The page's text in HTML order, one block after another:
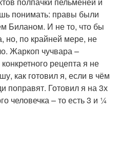
понимать: правы были
Биланом. И не то, что бы
но, по крайней мере, не
Жаркоп чучвара –
рецепта я не
как готовил я, если в чём
поправят. Готовил я на 3х
человечка – то есть 3 и ¼